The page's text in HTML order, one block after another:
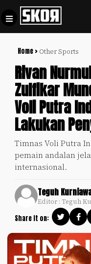
Home > Other Sports
Rivan
Zulfikar
Voli Putra
Lakukan
Timnas Voli Putra
pemain andalan
internasional.
Teguh
Editor : Teguh
Share it on:
Football +
Culture +
Sports
Update
+
Timnas
Indonesia
SKOR
SPECIAL
Video
Policy
Pedoman
Pemberitaan
Media
Siber
Disclaimer
Tentang